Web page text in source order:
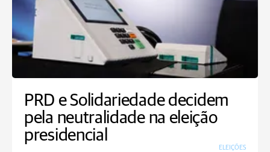
PRD e Solidariedade decidem
pela neutralidade na eleição
presidencial
ELEIÇÕES